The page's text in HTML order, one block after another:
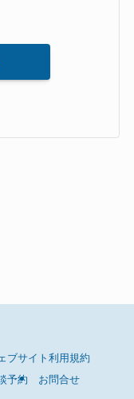
ブサイト利用規約
予約 お問合せ